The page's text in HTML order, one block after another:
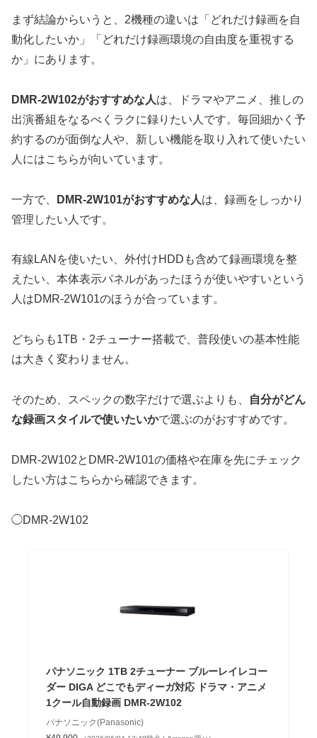
まず結論からいうと、2機種の違いは「どれだけ録画を自
動化したいか」「どれだけ録画環境の自由度を重視する
か」にあります。
DMR-2W102がおすすめな人は、ドラマやアニメ、推しの
出演番組をなるべくラクに録りたい人です。毎回細かく予
約するのが面倒な人や、新しい機能を取り入れて使いたい
人にはこちらが向いています。
一方で、 DMR-2W101がおすすめな人は、録画をしっかり
管理したい人です。
有線LANを使いたい、外付けHDDも含めて録画環境を整
えたい、本体表示パネルがあったほうが使いやすいという
人はDMR-2W101のほうが合っています。
どちらも1TB・2チューナー搭載で、普段使いの基本性能
は大きく変わりません。
そのため、スペックの数字だけで選ぶよりも、
自分がどん
な録画スタイルで使いたいかで選ぶのがおすすめです。
DMR-2W102とDMR-2W101の価格や在庫を先にチェック
したい方はこちらから確認できます。
◯DMR-2W102
パナソニック 1TB 2チューナー ブルーレイレコー
ダー DIGA どこでもディーガ対応 ドラマ・アニメ
1クール自動録画 DMR-2W102
パナソニック(Panasonic)